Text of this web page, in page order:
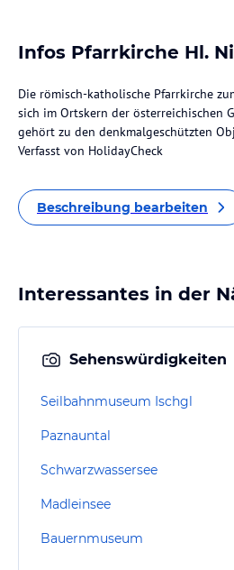
Infos Pfarrkirche Hl.
Die römisch-katholische Pfarrkirche
sich im Ortskern der österreichischen
gehört zu den denkmalgeschützten
Verfasst von HolidayCheck
Beschreibung bearbeiten
Interessantes in der
Sehenswürdigkeiten
Seilbahnmuseum Ischgl
Paznauntal
Schwarzwassersee
Madleinsee
Bauernmuseum